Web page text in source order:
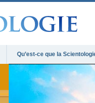
Qu’est-ce que la